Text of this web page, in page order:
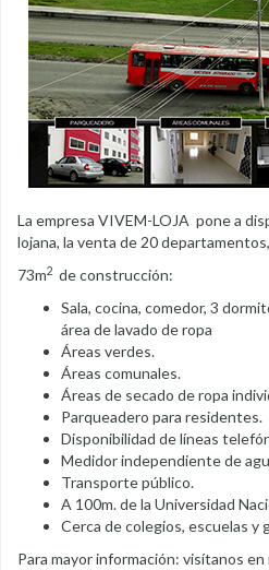
La empresa VIVEM-LOJA pone a
lojana, la venta de 20
73m2 de construcción:
Sala, cocina, comedor, 3
área de lavado de ropa
Áreas verdes.
Áreas comunales.
Áreas de secado de ropa
Parqueadero para residentes.
Disponibilidad de líneas
Medidor independiente de
Transporte público.
A 100m. de la Universidad
Cerca de colegios, escuelas y
Para mayor información: visítanos